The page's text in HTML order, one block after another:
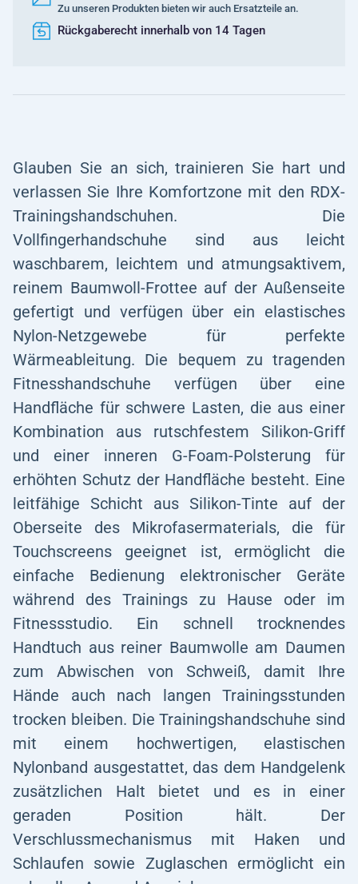
Zu unseren Produkten bieten wir auch Ersatzteile an.
Rückgaberecht innerhalb von 14 Tagen
Glauben Sie an sich, trainieren Sie hart und
verlassen Sie Ihre Komfortzone mit den RDX-
Trainingshandschuhen. Die
Vollfingerhandschuhe sind aus leicht
waschbarem, leichtem und atmungsaktivem,
reinem Baumwoll-Frottee auf der Außenseite
gefertigt und verfügen über ein elastisches
Nylon-Netzgewebe für perfekte
Wärmeableitung. Die bequem zu tragenden
Fitnesshandschuhe verfügen über eine
Handfläche für schwere Lasten, die aus einer
Kombination aus rutschfestem Silikon-Griff
und einer inneren G-Foam-Polsterung für
erhöhten Schutz der Handfläche besteht. Eine
leitfähige Schicht aus Silikon-Tinte auf der
Oberseite des Mikrofasermaterials, die für
Touchscreens geeignet ist, ermöglicht die
einfache Bedienung elektronischer Geräte
während des Trainings zu Hause oder im
Fitnessstudio. Ein schnell trocknendes
Handtuch aus reiner Baumwolle am Daumen
zum Abwischen von Schweiß, damit Ihre
Hände auch nach langen Trainingsstunden
trocken bleiben. Die Trainingshandschuhe sind
mit einem hochwertigen, elastischen
Nylonband ausgestattet, das dem Handgelenk
zusätzlichen Halt bietet und es in einer
geraden Position hält. Der
Verschlussmechanismus mit Haken und
Schlaufen sowie Zuglaschen ermöglicht ein